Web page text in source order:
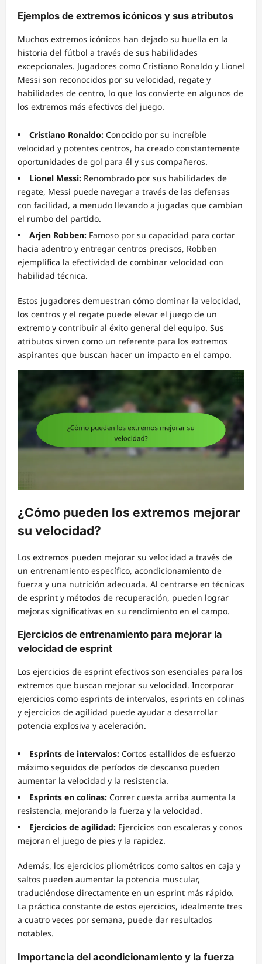
Ejemplos de extremos icónicos y sus atributos
Muchos extremos icónicos han dejado su huella en la
historia del fútbol a través de sus habilidades
excepcionales. Jugadores como Cristiano Ronaldo y Lionel
Messi son reconocidos por su velocidad, regate y
habilidades de centro, lo que los convierte en algunos de
los extremos más efectivos del juego.
Cristiano Ronaldo: Conocido por su increíble
velocidad y potentes centros, ha creado constantemente
oportunidades de gol para él y sus compañeros.
Lionel Messi: Renombrado por sus habilidades de
regate, Messi puede navegar a través de las defensas
con facilidad, a menudo llevando a jugadas que cambian
el rumbo del partido.
Arjen Robben: Famoso por su capacidad para cortar
hacia adentro y entregar centros precisos, Robben
ejemplifica la efectividad de combinar velocidad con
habilidad técnica.
Estos jugadores demuestran cómo dominar la velocidad,
los centros y el regate puede elevar el juego de un
extremo y contribuir al éxito general del equipo. Sus
atributos sirven como un referente para los extremos
aspirantes que buscan hacer un impacto en el campo.
¿Cómo pueden los extremos mejorar
su velocidad?
Los extremos pueden mejorar su velocidad a través de
un entrenamiento específico, acondicionamiento de
fuerza y una nutrición adecuada. Al centrarse en técnicas
de esprint y métodos de recuperación, pueden lograr
mejoras significativas en su rendimiento en el campo.
Ejercicios de entrenamiento para mejorar la
velocidad de esprint
Los ejercicios de esprint efectivos son esenciales para los
extremos que buscan mejorar su velocidad. Incorporar
ejercicios como esprints de intervalos, esprints en colinas
y ejercicios de agilidad puede ayudar a desarrollar
potencia explosiva y aceleración.
Esprints de intervalos: Cortos estallidos de esfuerzo
máximo seguidos de períodos de descanso pueden
aumentar la velocidad y la resistencia.
Esprints en colinas: Correr cuesta arriba aumenta la
resistencia, mejorando la fuerza y la velocidad.
Ejercicios de agilidad: Ejercicios con escaleras y conos
mejoran el juego de pies y la rapidez.
Además, los ejercicios pliométricos como saltos en caja y
saltos pueden aumentar la potencia muscular,
traduciéndose directamente en un esprint más rápido.
La práctica constante de estos ejercicios, idealmente tres
a cuatro veces por semana, puede dar resultados
notables.
Importancia del acondicionamiento y la fuerza